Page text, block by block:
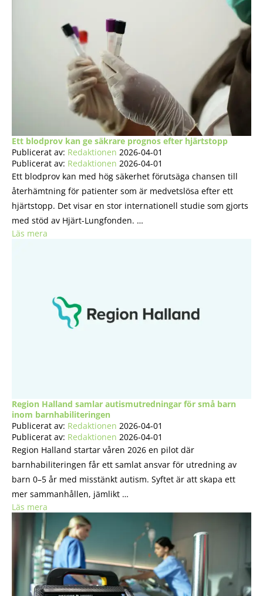
Ett blodprov kan ge säkrare prognos efter hjärtstopp
Publicerat av: Redaktionen 2026-04-01
Publicerat av: Redaktionen 2026-04-01
Ett blodprov kan med hög säkerhet förutsäga chansen till
återhämtning för patienter som är medvetslösa efter ett
hjärtstopp. Det visar en stor internationell studie som gjorts
med stöd av Hjärt-Lungfonden. …
Läs mera
Region Halland samlar autismutredningar för små barn
inom barnhabiliteringen
Publicerat av: Redaktionen 2026-04-01
Publicerat av: Redaktionen 2026-04-01
Region Halland startar våren 2026 en pilot där
barnhabiliteringen får ett samlat ansvar för utredning av
barn 0–5 år med misstänkt autism. Syftet är att skapa ett
mer sammanhållen, jämlikt …
Läs mera